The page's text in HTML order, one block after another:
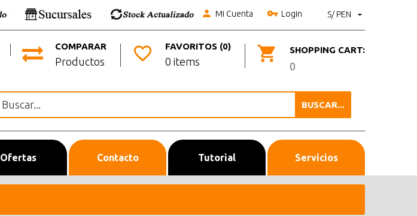
S/ PEN
Mi Cuenta Login
SHOPPING CART:
0
FAVORITOS (0)
0 items
COMPARAR
Productos
BUSCAR...
Ofertas Contacto Tutorial Servicios